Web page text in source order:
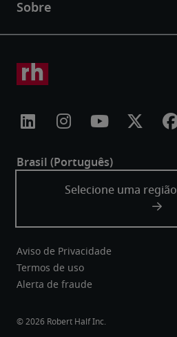
Aviso de Privacidade
Termos de uso
Alerta de fraude